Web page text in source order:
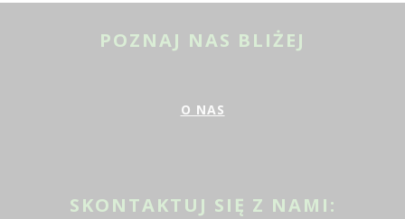
POZNAJ NAS BLIŻEJ
O NAS
SKONTAKTUJ SIĘ Z NAMI: